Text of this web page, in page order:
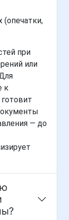
при
или
к
— до